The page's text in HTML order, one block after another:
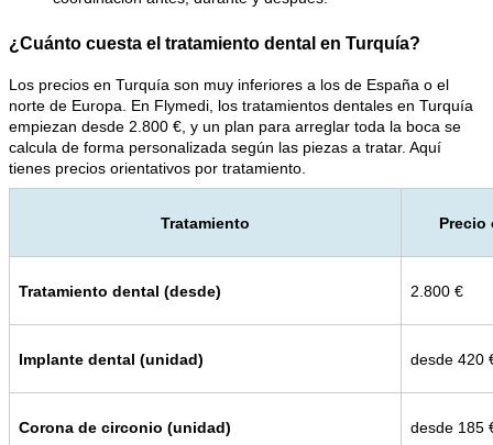
¿Cuánto cuesta el tratamiento dental en Turquía?
Los precios en Turquía son muy inferiores a los de España o el
norte de Europa. En Flymedi, los tratamientos dentales en Turquía
empiezan desde 2.800 €, y un plan para arreglar toda la boca se
calcula de forma personalizada según las piezas a tratar. Aquí
tienes precios orientativos por tratamiento.
Tratamiento Precio
Tratamiento dental (desde) 2.800 €
Implante dental (unidad) desde 420
Corona de circonio (unidad) desde 185